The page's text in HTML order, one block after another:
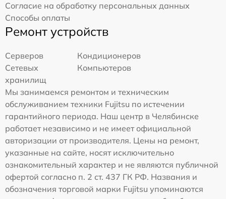
Согласие на обработку персональных данных
Способы оплаты
Ремонт устройств
Серверов
Кондиционеров
Сетевых
хранилищ
Компьютеров
Мы занимаемся ремонтом и техническим
обслуживанием техники Fujitsu по истечении
гарантийного периода. Наш центр в Челябинске
работает независимо и не имеет официальной
авторизации от производителя. Цены на ремонт,
указанные на сайте, носят исключительно
ознакомительный характер и не являются публичной
офертой согласно п. 2 ст. 437 ГК РФ. Названия и
обозначения торговой марки Fujitsu упоминаются